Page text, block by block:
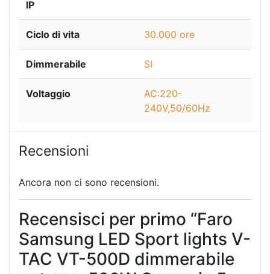
IP
Ciclo di vita 30.000 ore
Dimmerabile SI
Voltaggio
AC:220-
240V,50/60Hz
Recensioni
Ancora non ci sono recensioni.
Recensisci per primo “Faro
Samsung LED Sport lights V-
TAC VT-500D dimmerabile